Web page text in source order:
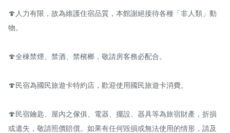
🍄人力有限，故為維護住宿品質，本館謝絕接待各種「非人類」動
物。
🍄全棟禁煙、禁酒、禁檳榔，敬請房客務必配合。
🍄民宿為國民旅遊卡特約店，歡迎使用國民旅遊卡消費。
🍄民宿鑰匙、屋內之傢俱、電器、擺設、器具等為旅宿財產，折損
或遺失，敬請照價賠償。如果有任何毀損或無法使用的情形，請及